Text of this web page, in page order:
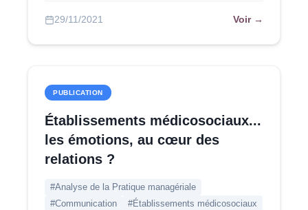
29/11/2021 Voir →
PUBLICATION
Établissements médicosociaux...
les émotions, au cœur des
relations ?
#Analyse de la Pratique managériale
#Communication
#Établissements médicosociaux